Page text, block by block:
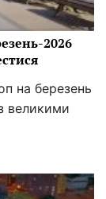
2026
на березень
великими